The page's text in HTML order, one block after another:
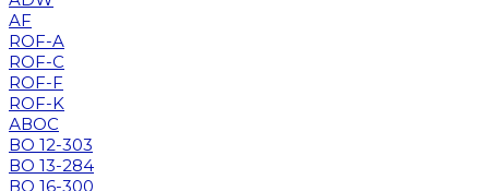
AF
ROF-A
ROF-C
ROF-F
ROF-K
АВОС
ВО 12-303
ВО 13-284
ВО 16-300